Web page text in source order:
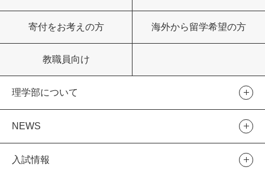
寄付をお考えの方 海外から留学希望の方
教職員向け
理学部について
NEWS
入試情報